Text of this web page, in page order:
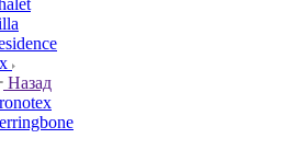
Назад